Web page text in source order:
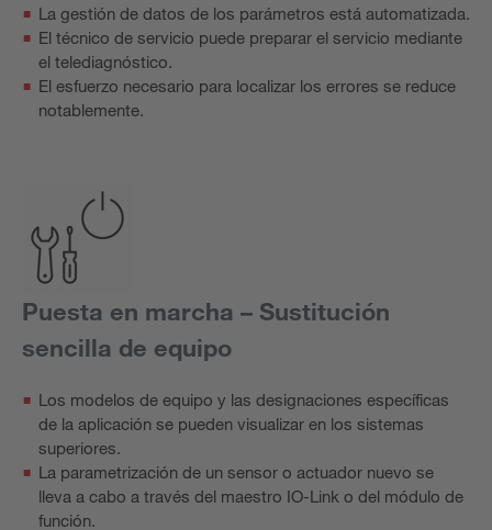
La gestión de datos de los parámetros está automatizada.
El técnico de servicio puede preparar el servicio mediante
el telediagnóstico.
El esfuerzo necesario para localizar los errores se reduce
notablemente.
Puesta en marcha – Sustitución
sencilla de equipo
Los modelos de equipo y las designaciones específicas
de la aplicación se pueden visualizar en los sistemas
superiores.
La parametrización de un sensor o actuador nuevo se
lleva a cabo a través del maestro IO-Link o del módulo de
función.